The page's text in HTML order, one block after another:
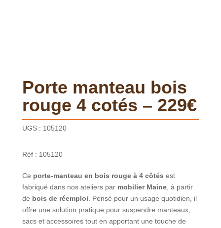
Porte manteau bois
rouge 4 cotés – 229€
UGS : 105120
Réf : 105120
Ce porte-manteau en bois rouge à 4 côtés est
fabriqué dans nos ateliers par mobilier Maine, à partir
de bois de réemploi. Pensé pour un usage quotidien, il
offre une solution pratique pour suspendre manteaux,
sacs et accessoires tout en apportant une touche de